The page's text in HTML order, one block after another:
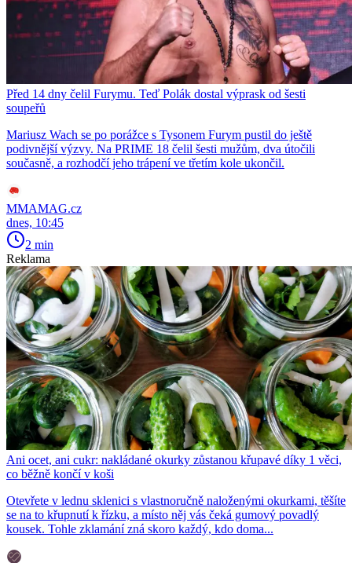
Před 14 dny čelil Furymu. Teď Polák dostal výprask od šesti
soupeřů
Mariusz Wach se po porážce s Tysonem Furym pustil do ještě
podivnější výzvy. Na PRIME 18 čelil šesti mužům, dva útočili
současně, a rozhodčí jeho trápení ve třetím kole ukončil.
MMAMAG.cz
dnes, 10:45
2 min
Reklama
Ani ocet, ani cukr: nakládané okurky zůstanou křupavé díky 1 věci,
co běžně končí v koši
Otevřete v lednu sklenici s vlastnoručně naloženými okurkami, těšíte
se na to křupnutí k řízku, a místo něj vás čeká gumový povadlý
kousek. Tohle zklamání zná skoro každý, kdo doma...